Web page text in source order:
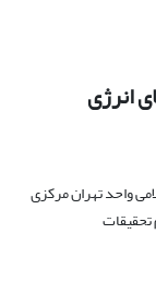
انرژی
واحد تهران مرکزی